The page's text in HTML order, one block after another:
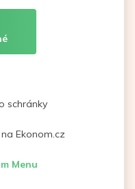
schránky
Ekonom.cz
Menu